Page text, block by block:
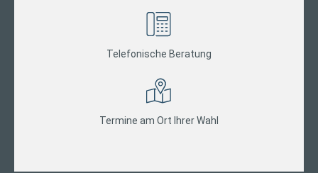
Telefonische Beratung
Termine am Ort Ihrer Wahl